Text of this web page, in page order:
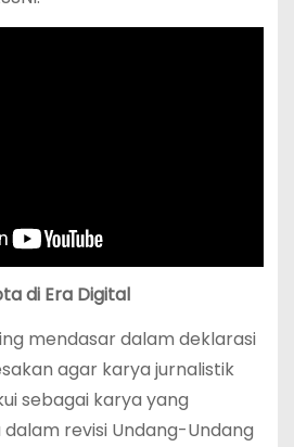
di Era Digital
mendasar dalam deklarasi
agar karya jurnalistik
sebagai karya yang
revisi Undang-Undang